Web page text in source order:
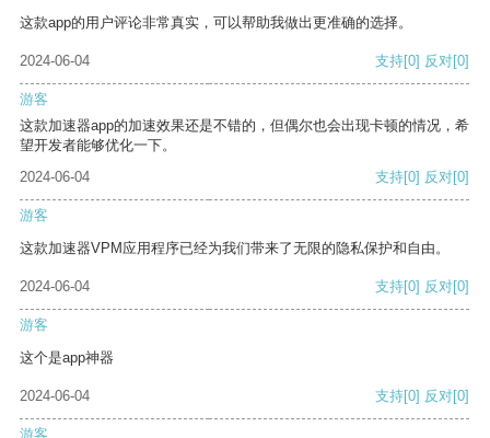
这款app的用户评论非常真实，可以帮助我做出更准确的选择。
2024-06-04 支持[0] 反对[0]
游客
这款加速器app的加速效果还是不错的，但偶尔也会出现卡顿的情况，希
望开发者能够优化一下。
2024-06-04
支持[0] 反对[0]
游客
这款加速器VPM应用程序已经为我们带来了无限的隐私保护和自由。
2024-06-04 支持[0] 反对[0]
游客
这个是app神器
2024-06-04 支持[0] 反对[0]
游客